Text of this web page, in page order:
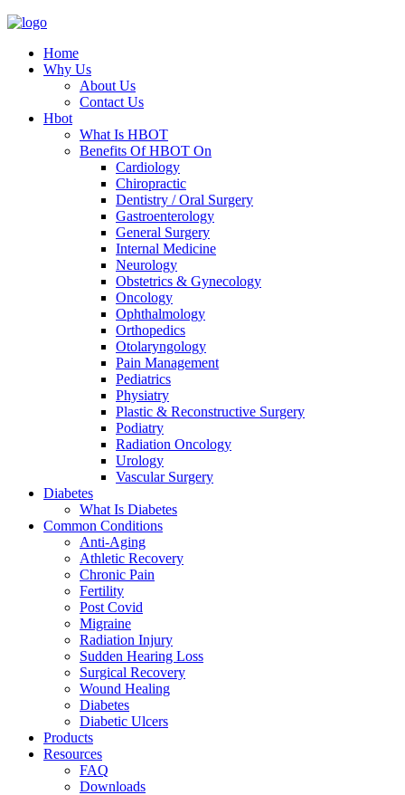
Home
Why Us
About Us
Contact Us
Hbot
What Is HBOT
Benefits Of HBOT On
Cardiology
Chiropractic
Dentistry / Oral Surgery
Gastroenterology
General Surgery
Internal Medicine
Neurology
Obstetrics & Gynecology
Oncology
Ophthalmology
Orthopedics
Otolaryngology
Pain Management
Pediatrics
Physiatry
Plastic & Reconstructive Surgery
Podiatry
Radiation Oncology
Urology
Vascular Surgery
Diabetes
What Is Diabetes
Common Conditions
Anti-Aging
Athletic Recovery
Chronic Pain
Fertility
Post Covid
Migraine
Radiation Injury
Sudden Hearing Loss
Surgical Recovery
Wound Healing
Diabetes
Diabetic Ulcers
Products
Resources
FAQ
Downloads